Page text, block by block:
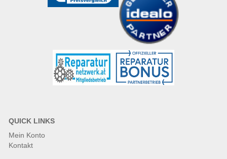
QUICK LINKS
Mein Konto
Kontakt